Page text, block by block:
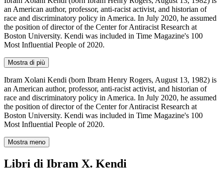
an American author, professor, anti-racist activist, and historian of
race and discriminatory policy in America. In July 2020, he assumed
the position of director of the Center for Antiracist Research at
Boston University. Kendi was included in Time Magazine's 100
Most Influential People of 2020.
Mostra di più
Ibram Xolani Kendi (born Ibram Henry Rogers, August 13, 1982) is
an American author, professor, anti-racist activist, and historian of
race and discriminatory policy in America. In July 2020, he assumed
the position of director of the Center for Antiracist Research at
Boston University. Kendi was included in Time Magazine's 100
Most Influential People of 2020.
Mostra meno
Libri di Ibram X. Kendi